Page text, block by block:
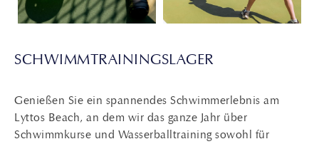
SCHWIMMTRAININGSLAGER
Genießen Sie ein spannendes Schwimmerlebnis am
Lyttos Beach, an dem wir das ganze Jahr über
Schwimmkurse und Wasserballtraining sowohl für